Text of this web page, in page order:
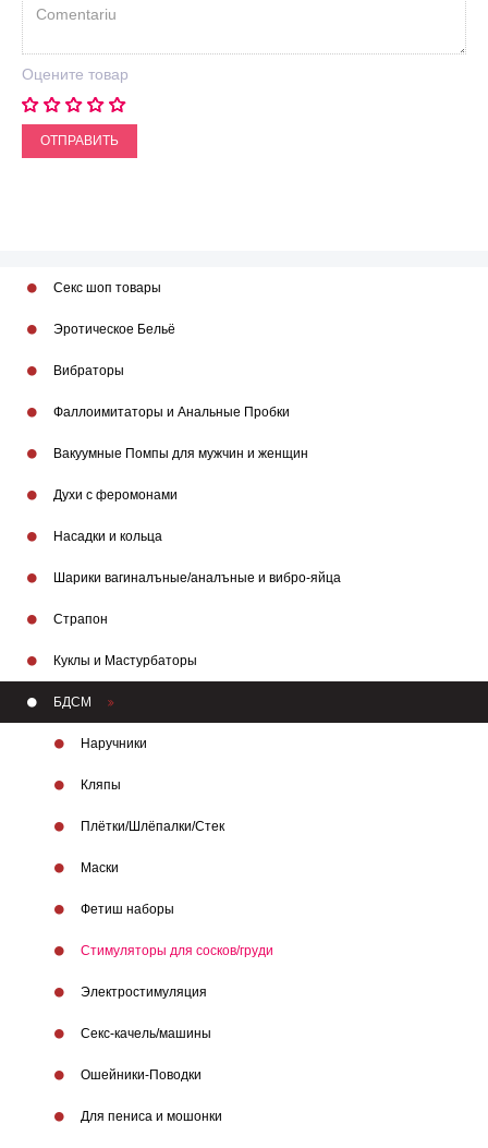
Оцените товар
ОТПРАВИТЬ
Секс шоп товары
Эротическое Бельё
Вибраторы
Фаллоимитаторы и Анальные Пробки
Вакуумные Помпы для мужчин и женщин
Духи с феромонами
Насадки и кольца
Шарики вагиналъные/аналъные и вибро-яйца
Страпон
Куклы и Мастурбаторы
БДСМ
Наручники
Кляпы
Плётки/Шлёпалки/Стек
Маски
Фетиш наборы
Стимуляторы для сосков/груди
Электростимуляция
Секс-качель/машины
Ошейники-Поводки
Для пениса и мошонки